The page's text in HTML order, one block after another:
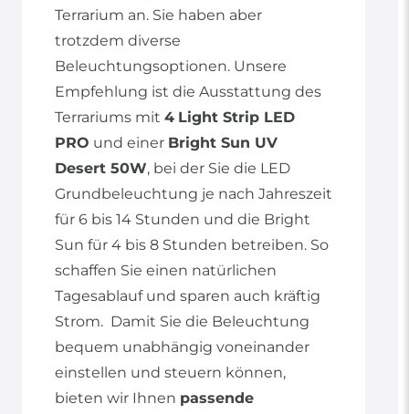
Terrarium an. Sie haben aber
trotzdem diverse
Beleuchtungsoptionen. Unsere
Empfehlung ist die Ausstattung des
Terrariums mit 4 Light Strip LED
PRO und einer Bright Sun UV
Desert 50W, bei der Sie die LED
Grundbeleuchtung je nach Jahreszeit
für 6 bis 14 Stunden und die Bright
Sun für 4 bis 8 Stunden betreiben. So
schaffen Sie einen natürlichen
Tagesablauf und sparen auch kräftig
Strom. Damit Sie die Beleuchtung
bequem unabhängig voneinander
einstellen und steuern können,
bieten wir Ihnen passende